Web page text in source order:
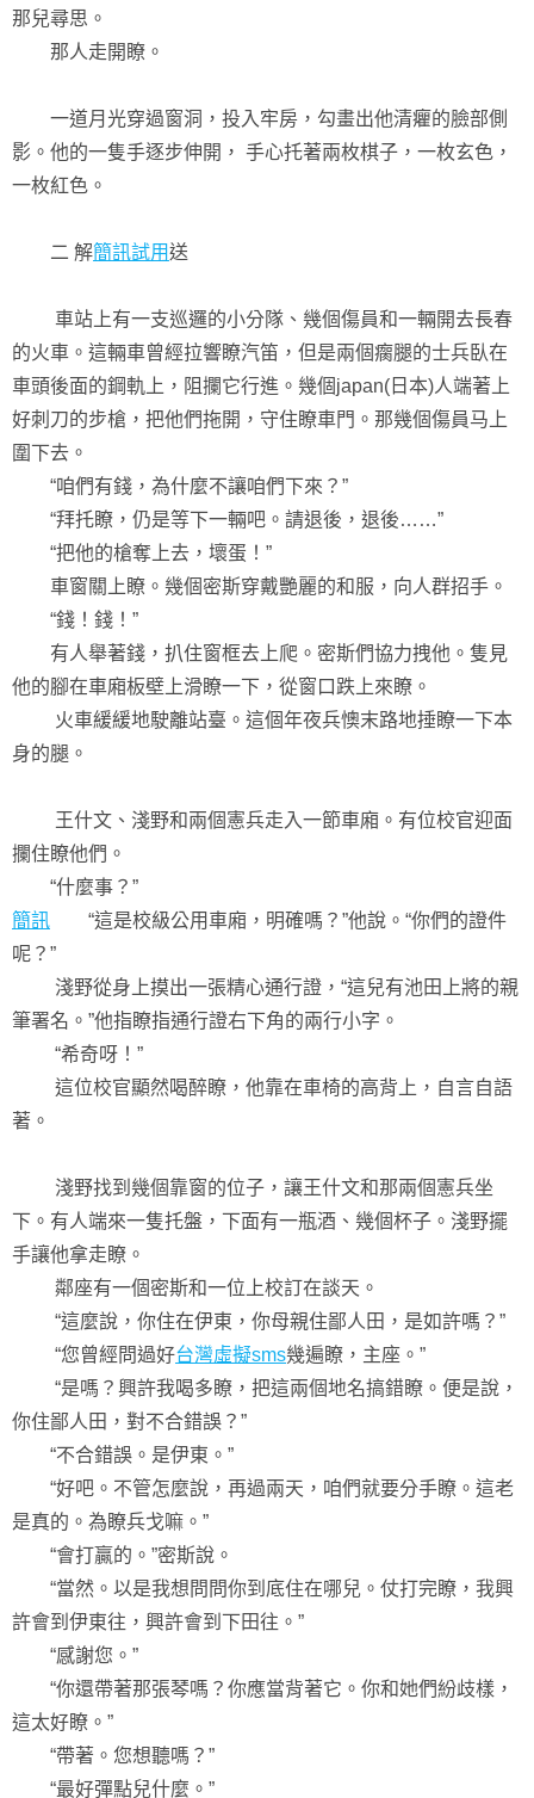
那兒尋思。
那人走開瞭。
一道月光穿過窗洞，投入牢房，勾畫出他清癯的臉部側
影。他的一隻手逐步伸開， 手心托著兩枚棋子，一枚玄色，
一枚紅色。
二 解簡訊試用送
車站上有一支巡邏的小分隊、幾個傷員和一輛開去長春
的火車。這輛車曾經拉響瞭汽笛，但是兩個瘸腿的士兵臥在
車頭後面的鋼軌上，阻攔它行進。幾個japan(日本)人端著上
好刺刀的步槍，把他們拖開，守住瞭車門。那幾個傷員马上
圍下去。
“咱們有錢，為什麼不讓咱們下來？”
“拜托瞭，仍是等下一輛吧。請退後，退後……”
“把他的槍奪上去，壞蛋！”
車窗關上瞭。幾個密斯穿戴艷麗的和服，向人群招手。
“錢！錢！”
有人舉著錢，扒住窗框去上爬。密斯們協力拽他。隻見
他的腳在車廂板壁上滑瞭一下，從窗口跌上來瞭。
火車緩緩地駛離站臺。這個年夜兵懊末路地捶瞭一下本
身的腿。
王什文、淺野和兩個憲兵走入一節車廂。有位校官迎面
攔住瞭他們。
“什麼事？”
簡訊 “這是校級公用車廂，明確嗎？”他說。“你們的證件
呢？”
淺野從身上摸出一張精心通行證，“這兒有池田上將的親
筆署名。”他指瞭指通行證右下角的兩行小字。
“希奇呀！”
這位校官顯然喝醉瞭，他靠在車椅的高背上，自言自語
著。
淺野找到幾個靠窗的位子，讓王什文和那兩個憲兵坐
下。有人端來一隻托盤，下面有一瓶酒、幾個杯子。淺野擺
手讓他拿走瞭。
鄰座有一個密斯和一位上校訂在談天。
“這麼說，你住在伊東，你母親住鄙人田，是如許嗎？”
“您曾經問過好台灣虛擬sms幾遍瞭，主座。”
“是嗎？興許我喝多瞭，把這兩個地名搞錯瞭。便是說，
你住鄙人田，對不合錯誤？”
“不合錯誤。是伊東。”
“好吧。不管怎麼說，再過兩天，咱們就要分手瞭。這老
是真的。為瞭兵戈嘛。”
“會打贏的。”密斯說。
“當然。以是我想問問你到底住在哪兒。仗打完瞭，我興
許會到伊東往，興許會到下田往。”
“感謝您。”
“你還帶著那張琴嗎？你應當背著它。你和她們紛歧樣，
這太好瞭。”
“帶著。您想聽嗎？”
“最好彈點兒什麼。”